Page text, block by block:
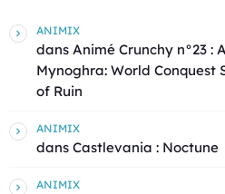
ANIMIX
dans Animé Crunchy n°23 :
Mynoghra: World
of Ruin
ANIMIX
dans Castlevania : Noctune
ANIMIX